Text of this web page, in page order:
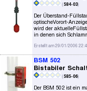
(584-03)
Der Überstand-
optischeVorort-
wird der
in denen sich
Erstellt am 29/01/2006
BSM 502
Bistabiler
(585-06)
Der BSM 502 ist ein